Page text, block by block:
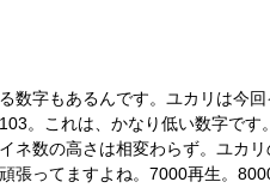
数字もあるんです。ユカリは今
。これは、かなり低い数字で
ネ数の高さは相変わらず。ユカ
張ってますよね。7000再生。